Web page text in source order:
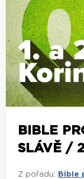
BIBLE
SLÁVĚ /
Z pořadu: Bible